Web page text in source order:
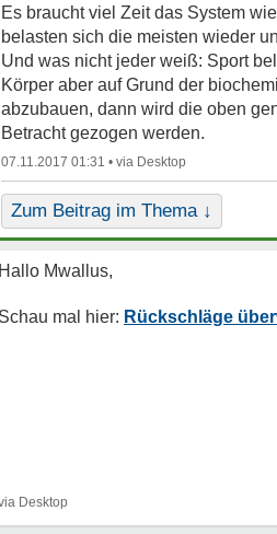
Es braucht viel Zeit das System
belasten sich die meisten wieder
Und was nicht jeder weiß: Sport
Körper aber auf Grund der
abzubauen, dann wird die oben
Betracht gezogen werden.
07.11.2017 01:31 •
Zum Beitrag im Thema ↓
Rückschläge